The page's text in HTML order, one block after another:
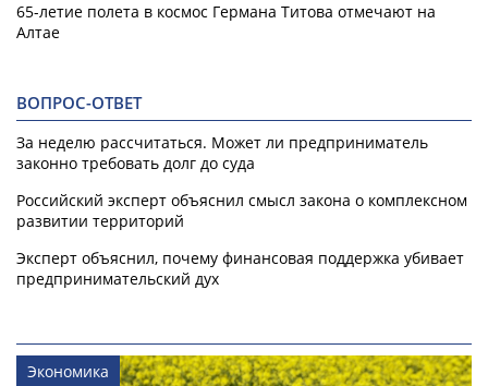
65-летие полета в космос Германа Титова отмечают на
Алтае
ВОПРОС-ОТВЕТ
За неделю рассчитаться. Может ли предприниматель
законно требовать долг до суда
Российский эксперт объяснил смысл закона о комплексном
развитии территорий
Эксперт объяснил, почему финансовая поддержка убивает
предпринимательский дух
Экономика